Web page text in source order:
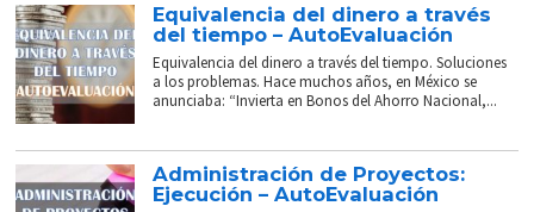
Equivalencia del dinero a través
del tiempo – AutoEvaluación
Equivalencia del dinero a través del tiempo. Soluciones
a los problemas. Hace muchos años, en México se
anunciaba: “Invierta en Bonos del Ahorro Nacional,...
Administración de Proyectos:
Ejecución – AutoEvaluación